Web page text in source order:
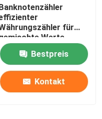
für
Werte
Bestpreis
Kontakt